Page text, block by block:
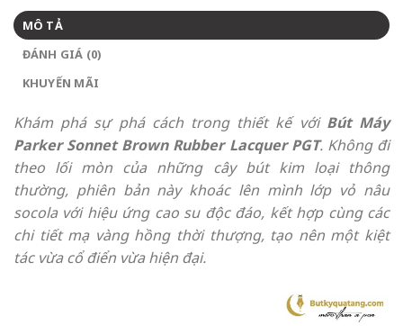
MÔ TẢ
ĐÁNH GIÁ (0)
KHUYẾN MÃI
Khám phá sự phá cách trong thiết kế với Bút Máy
Parker Sonnet Brown Rubber Lacquer PGT. Không đi
theo lối mòn của những cây bút kim loại thông
thường, phiên bản này khoác lên mình lớp vỏ nâu
socola với hiệu ứng cao su độc đáo, kết hợp cùng các
chi tiết mạ vàng hồng thời thượng, tạo nên một kiệt
tác vừa cổ điển vừa hiện đại.